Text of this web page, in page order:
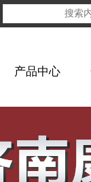
产品中心